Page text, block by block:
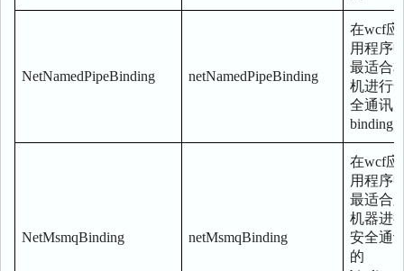
NetNamedPipeBinding netNamedPipeBinding
在wcf应
用程序
最适合
机进行
全通讯
binding
NetMsmqBinding netMsmqBinding
在wcf应
用程序
最适合
机器进
安全通
的